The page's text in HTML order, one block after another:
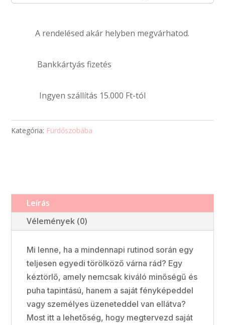
és
mennyiség
A rendelésed akár helyben megvárhatod.
Bankkártyás fizetés
Ingyen szállítás 15.000 Ft-tól
Kategória: Fürdőszobába
Leírás
Vélemények (0)
Mi lenne, ha a mindennapi rutinod során egy
teljesen egyedi törölköző várna rád? Egy
kéztörlő, amely nemcsak kiváló minőségű és
puha tapintású, hanem a saját fényképeddel
vagy személyes üzeneteddel van ellátva?
Most itt a lehetőség, hogy megtervezd saját